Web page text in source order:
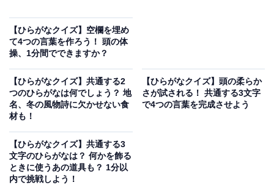
【ひらがなクイズ】空欄を埋め
て4つの言葉を作ろう！ 頭の体
操、1分間でできますか？
【ひらがなクイズ】共通する2
つのひらがなは何でしょう？ 地
名、冬の風物詩に欠かせない食
材も！
【ひらがなクイズ】頭の柔らか
さが試される！ 共通する3文字
で4つの言葉を完成させよう
【ひらがなクイズ】共通する3
文字のひらがなは？ 何かを飾る
ときに使うあの道具も？ 1分以
内で挑戦しよう！